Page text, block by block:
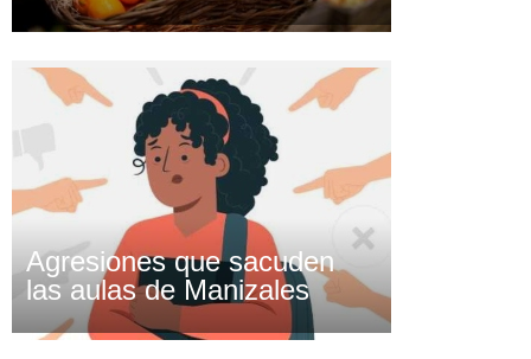
Agresiones que sacuden
las aulas de Manizales